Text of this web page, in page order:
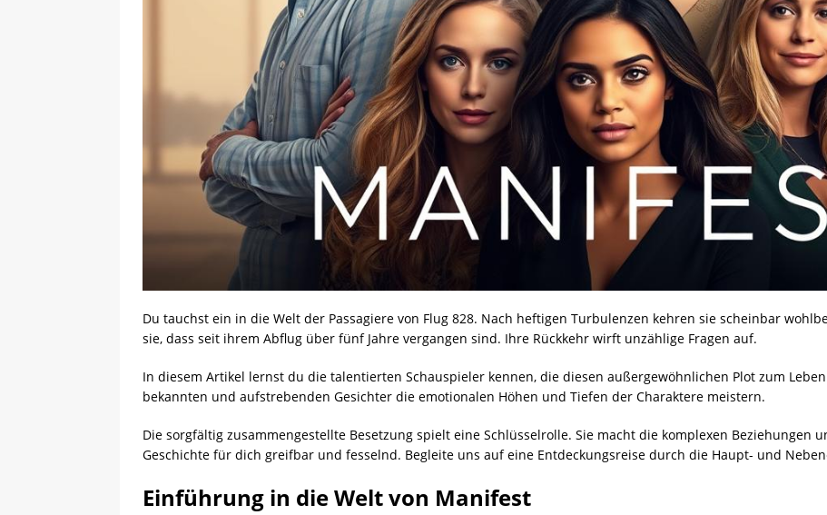
Du tauchst ein in die Welt der Passagiere von Flug 828. Nach heftigen Turbulenzen kehren sie scheinbar
sie, dass seit ihrem Abflug über fünf Jahre vergangen sind. Ihre Rückkehr wirft unzählige Fragen auf.
In diesem Artikel lernst du die talentierten Schauspieler kennen, die diesen außergewöhnlichen Plot zum
bekannten und aufstrebenden Gesichter die emotionalen Höhen und Tiefen der Charaktere meistern.
Die sorgfältig zusammengestellte Besetzung spielt eine Schlüsselrolle. Sie macht die komplexen Beziehungen
Geschichte für dich greifbar und fesselnd. Begleite uns auf eine Entdeckungsreise durch die Haupt- und
Einführung in die Welt von Manifest